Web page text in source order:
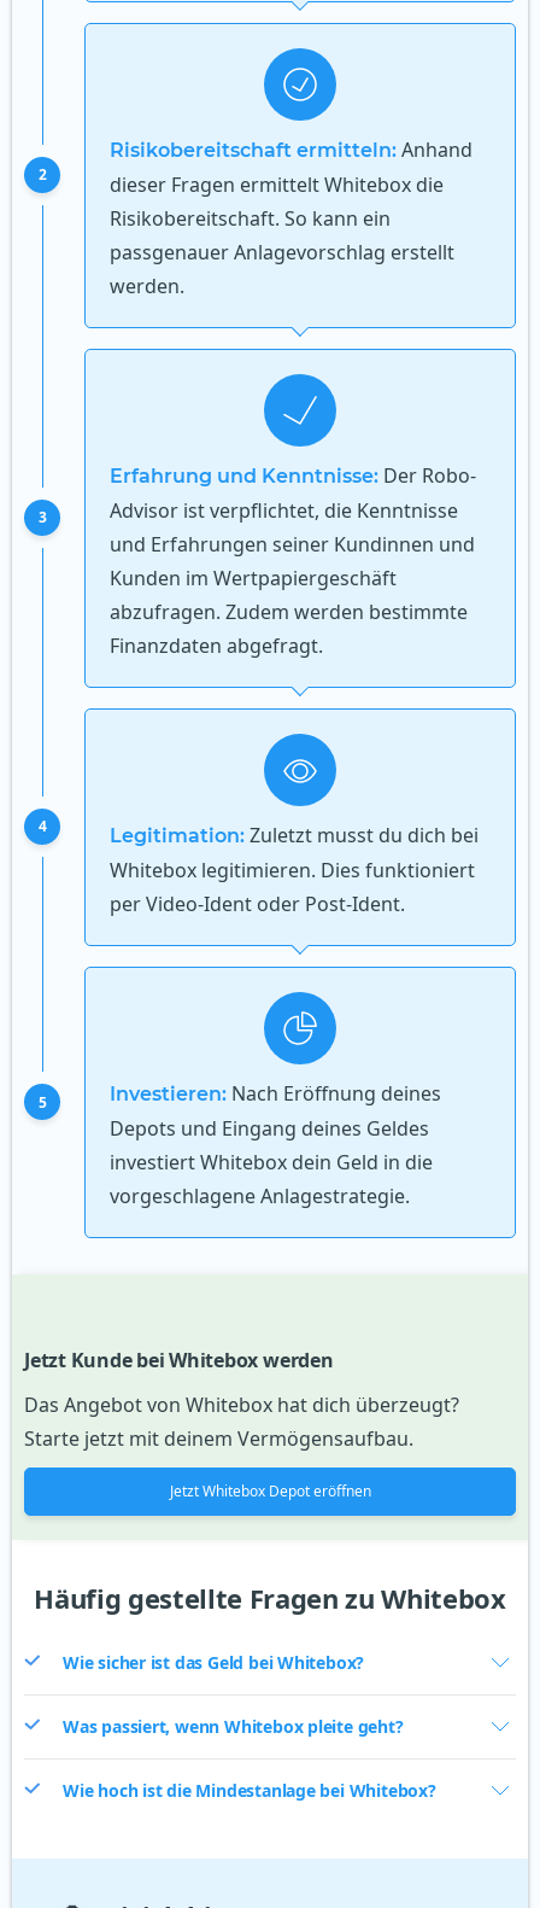
2
Risikobereitschaft ermitteln: Anhand
dieser Fragen ermittelt Whitebox die
Risikobereitschaft. So kann ein
passgenauer Anlagevorschlag erstellt
werden.
3
Erfahrung und Kenntnisse: Der Robo-
Advisor ist verpflichtet, die Kenntnisse
und Erfahrungen seiner Kundinnen und
Kunden im Wertpapiergeschäft
abzufragen. Zudem werden bestimmte
Finanzdaten abgefragt.
4 Legitimation: Zuletzt musst du dich bei
Whitebox legitimieren. Dies funktioniert
per Video-Ident oder Post-Ident.
5 Investieren: Nach Eröffnung deines
Depots und Eingang deines Geldes
investiert Whitebox dein Geld in die
vorgeschlagene Anlagestrategie.
Jetzt Kunde bei Whitebox werden
Das Angebot von Whitebox hat dich überzeugt?
Starte jetzt mit deinem Vermögensaufbau.
Jetzt Whitebox Depot eröffnen
Häufig gestellte Fragen zu Whitebox
Wie sicher ist das Geld bei Whitebox?
Was passiert, wenn Whitebox pleite geht?
Wie hoch ist die Mindestanlage bei Whitebox?